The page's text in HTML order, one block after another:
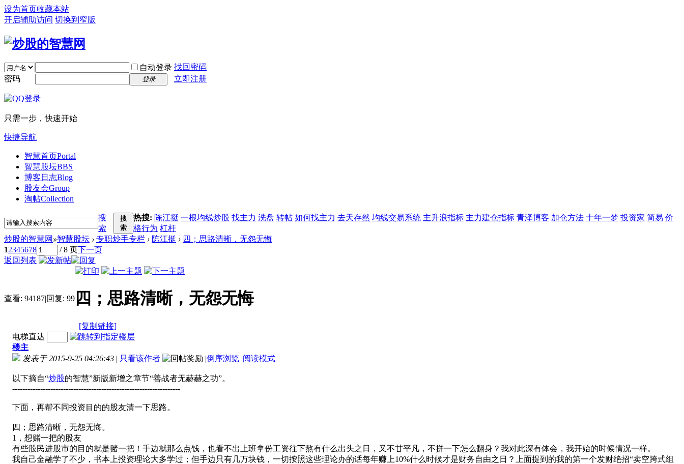
设为首页收藏本站
开启辅助访问 切换到窄版
自动登录 找回密码
密码
登录 立即注册
只需一步，快速开始
快捷导航
智慧首页Portal
智慧股坛BBS
博客日志Blog
股友会Group
淘帖Collection
搜
索
搜
索
热搜: 陈江挺 一根均线炒股 找主力 洗盘 转帖 如何找主力 去天存然 均线交易系统 主升浪指标 主力建仓指标 青泽博客 加仓方法 十年一梦 投资家 简易 价
格行为 杠杆
炒股的智慧网 »智慧股坛 › 专职炒手专栏 › 陈江挺 › 四；思路清晰，无怨无悔
12345678 / 8 页下一页
返回列表
查看: 94187|回复: 99 四；思路清晰，无怨无悔
[复制链接]
电梯直达
楼主
发表于 2015-9-25 04:26:43 | 只看该作者 |倒序浏览 |阅读模式
以下摘自“炒股的智慧”新版新增之章节“善战者无赫赫之功”。
------------------------------------------------------------------
下面，再帮不同投资目的的股友清一下思路。
四；思路清晰，无怨无悔。
1，想赌一把的股友
有些股民进股市的目的就是赌一把！手边就那么点钱，也看不出上班拿份工资往下熬有什么出头之日，又不甘平凡，不拼一下怎么翻身？我对此深有体会，我开始的时候情况一样。
我自己金融学了不少，书本上投资理论大多学过；但手边只有几万块钱，一切按照这些理论办的话每年赚上10%什么时候才是财务自由之日？上面提到的我的第一个发财绝招“卖空跨式组